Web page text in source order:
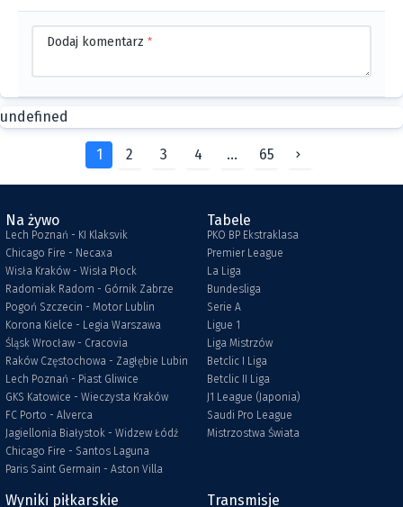
Dodaj komentarz *
undefined
1 2 3 4 ... 65
Na żywo
Lech Poznań - KI Klaksvik
Chicago Fire - Necaxa
Wisła Kraków - Wisła Płock
Radomiak Radom - Górnik Zabrze
Pogoń Szczecin - Motor Lublin
Korona Kielce - Legia Warszawa
Śląsk Wrocław - Cracovia
Raków Częstochowa - Zagłębie Lubin
Lech Poznań - Piast Gliwice
GKS Katowice - Wieczysta Kraków
FC Porto - Alverca
Jagiellonia Białystok - Widzew Łódź
Chicago Fire - Santos Laguna
Paris Saint Germain - Aston Villa
Tabele
PKO BP Ekstraklasa
Premier League
La Liga
Bundesliga
Serie A
Ligue 1
Liga Mistrzów
Betclic I Liga
Betclic II Liga
J1 League (Japonia)
Saudi Pro League
Mistrzostwa Świata
Wyniki piłkarskie Transmisje